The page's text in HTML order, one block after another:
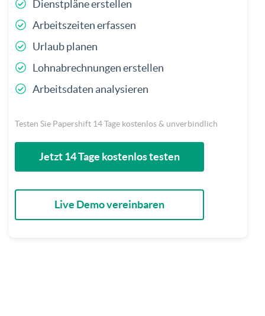
Dienstpläne erstellen
Arbeitszeiten erfassen
Urlaub planen
Lohnabrechnungen erstellen
Arbeitsdaten analysieren
Testen Sie Papershift 14 Tage kostenlos & unverbindlich
Jetzt 14 Tage kostenlos testen
Live Demo vereinbaren